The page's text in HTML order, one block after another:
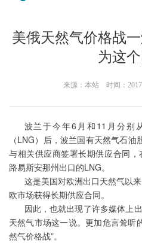
美俄天然气价格战
为这
来源：本站 时间：
波兰于今年6月和11月分别
（LNG）后，波兰国有天然气石油
与相关供应商签署长期供应合同
路易斯安那州出口的LNG。
这是美国对欧洲出口天然气以
欧市场获得长期供应合同。
因此，也就出现了许多媒体上
天然气市场这一说。更加危言耸听
然气价格战”。